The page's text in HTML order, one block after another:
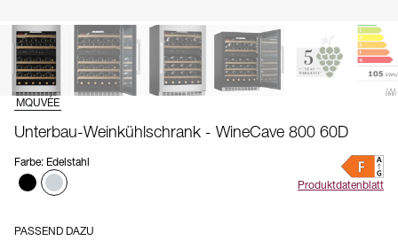
MQUVÉE
Unterbau-Weinkühlschrank - WineCave 800 60D
Farbe: Edelstahl
Produktdatenblatt
PASSEND DAZU